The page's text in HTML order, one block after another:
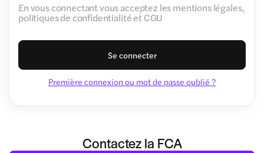
En vous connectant vous acceptez les mentions légales,
politiques de confidentialité et CGU
Se connecter
Première connexion ou mot de passe oublié ?
Contactez la FCA